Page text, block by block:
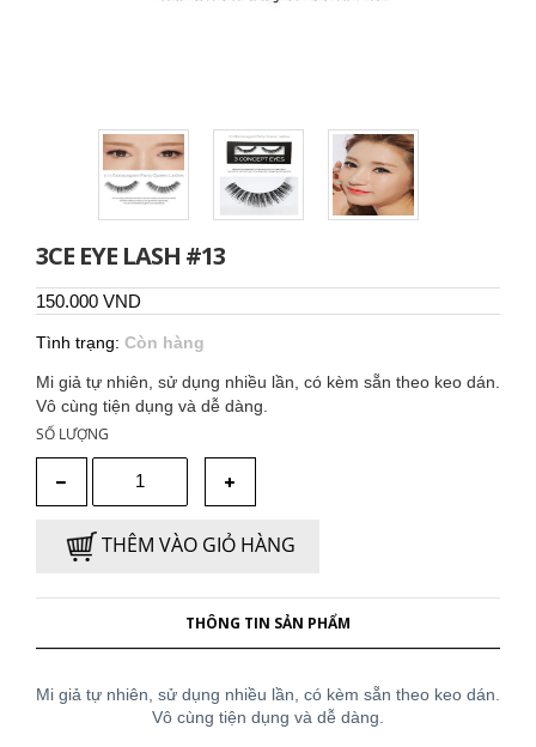
3CE EYE LASH #13
150.000 VND
Tình trạng: Còn hàng
Mi giả tự nhiên, sử dụng nhiều lần, có kèm sẵn theo keo dán.
SỐ LƯỢNG
THÊM VÀO GIỎ HÀNG
THÔNG TIN SẢN PHẨM
Mi giả tự nhiên, sử dụng nhiều lần, có kèm sẵn theo keo dán.
Vô cùng tiện dụng và dễ dàng.